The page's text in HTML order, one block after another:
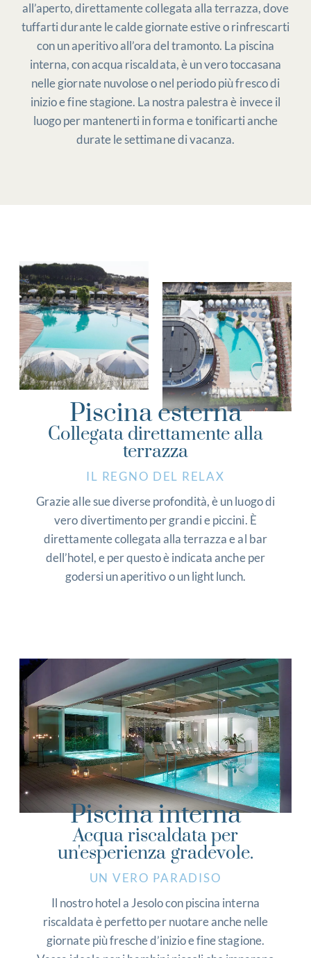
all’aperto, direttamente collegata alla terrazza, dove
tuffarti durante le calde giornate estive o rinfrescarti
con un aperitivo all’ora del tramonto. La piscina
interna, con acqua riscaldata, è un vero toccasana
nelle giornate nuvolose o nel periodo più fresco di
inizio e fine stagione. La nostra palestra è invece il
luogo per mantenerti in forma e tonificarti anche
durate le settimane di vacanza.
Piscina esterna
Collegata direttamente alla
terrazza
IL REGNO DEL RELAX
Grazie alle sue diverse profondità, è un luogo di
vero divertimento per grandi e piccini. È
direttamente collegata alla terrazza e al bar
dell’hotel, e per questo è indicata anche per
godersi un aperitivo o un light lunch.
Piscina interna
Acqua riscaldata per
un'esperienza gradevole.
UN VERO PARADISO
Il nostro hotel a Jesolo con piscina interna
riscaldata è perfetto per nuotare anche nelle
giornate più fresche d’inizio e fine stagione.